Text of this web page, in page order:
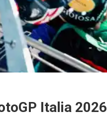
Italia 2026